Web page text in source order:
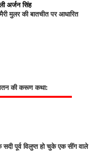
अर्जन सिंह
मुलर की बातचीत पर आधारित
पतन की करूण कथा:
पूर्व विलुप्त हो चुके एक सींग वाले